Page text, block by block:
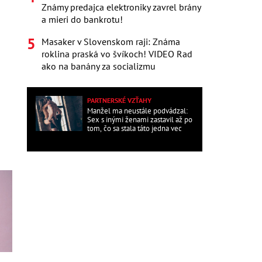
Známy predajca elektroniky zavrel brány
a mieri do bankrotu!
Masaker v Slovenskom raji: Známa
roklina praská vo švíkoch! VIDEO Rad
ako na banány za socializmu
PARTNERSKÉ VZŤAHY
Manžel ma neustále podvádzal:
Sex s inými ženami zastavil až po
tom, čo sa stala táto jedna vec